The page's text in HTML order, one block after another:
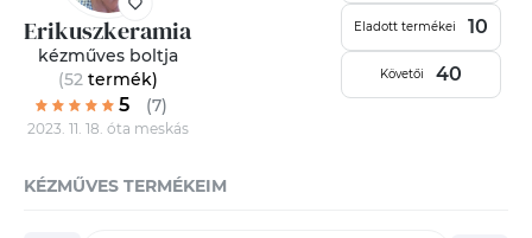
Erikuszkeramia
kézműves boltja
(52 termék)
5 (7)
2023. 11. 18. óta meskás
Eladott termékei 10
Követői 40
KÉZMŰVES TERMÉKEIM